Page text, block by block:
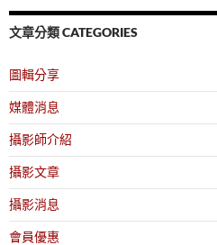
文章分類 CATEGORIES
圖輯分享
媒體消息
攝影師介紹
攝影文章
攝影消息
會員優惠